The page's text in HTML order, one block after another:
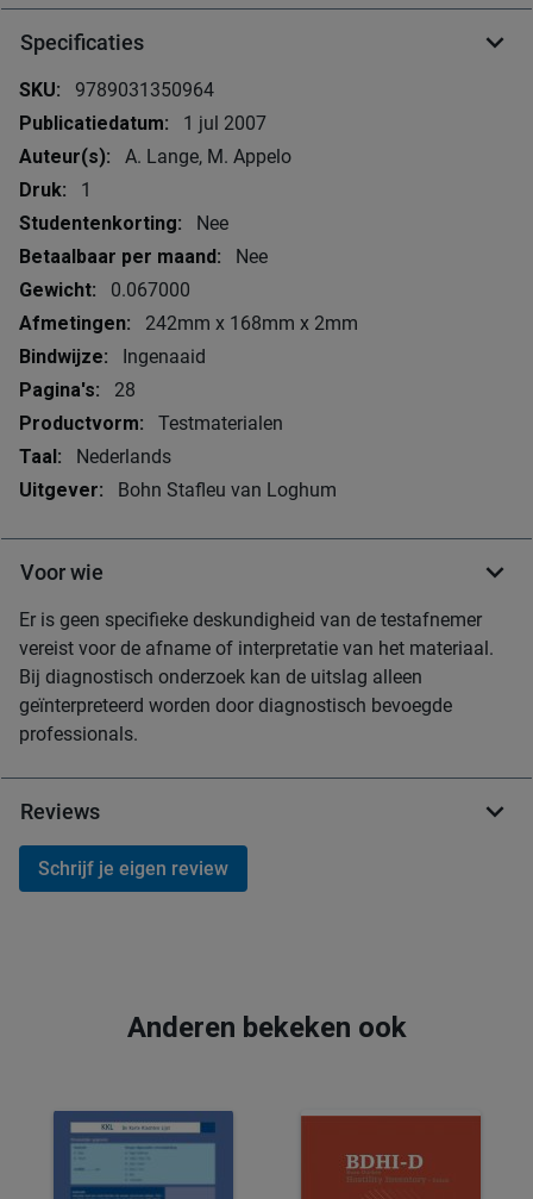
Specificaties
Meer
informatie
9789031350964
1 jul 2007
A. Lange, M. Appelo
1
Nee
Nee
0.067000
242mm x 168mm x 2mm
Ingenaaid
28
Testmaterialen
Nederlands
Bohn Stafleu van Loghum
Voor wie
Er is geen specifieke deskundigheid van de testafnemer
vereist voor de afname of interpretatie van het materiaal.
Bij diagnostisch onderzoek kan de uitslag alleen
geïnterpreteerd worden door diagnostisch bevoegde
professionals.
Reviews
Schrijf je eigen review
Anderen bekeken ook